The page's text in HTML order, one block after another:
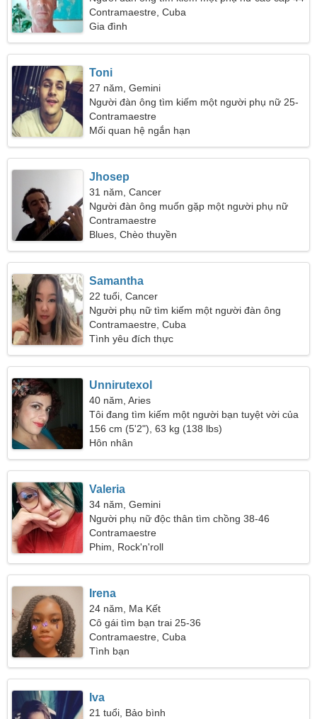
52
Contramaestre, Cuba
Gia đình
Toni
27 năm, Gemini
Người đàn ông tìm kiếm một người phụ nữ 25-
29
Contramaestre
Mối quan hệ ngắn hạn
Jhosep
31 năm, Cancer
Người đàn ông muốn gặp một người phụ nữ
Contramaestre
Blues, Chèo thuyền
Samantha
22 tuổi, Cancer
Người phụ nữ tìm kiếm một người đàn ông
Contramaestre, Cuba
Tình yêu đích thực
Unnirutexol
40 năm, Aries
Tôi đang tìm kiếm một người bạn tuyệt vời của
gia đình
156 cm (5'2"), 63 kg (138 lbs)
Hôn nhân
Valeria
34 năm, Gemini
Người phụ nữ độc thân tìm chồng 38-46
Contramaestre
Phim, Rock'n'roll
Irena
24 năm, Ma Kết
Cô gái tìm bạn trai 25-36
Contramaestre, Cuba
Tình bạn
Iva
21 tuổi, Bảo bình